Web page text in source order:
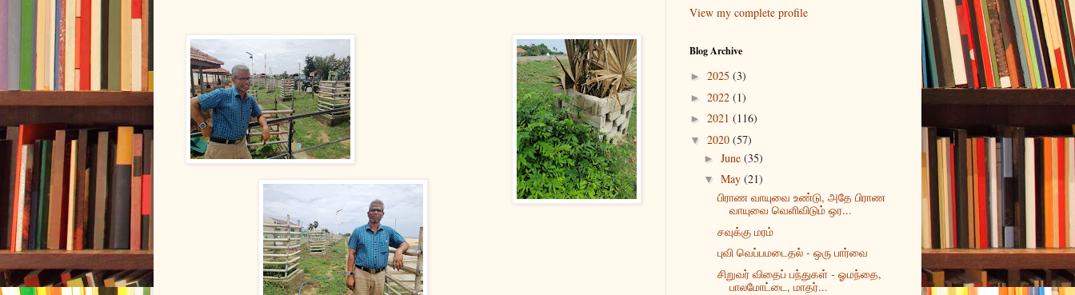
View my complete profile
Blog Archive
► 2025 (3)
► 2022 (1)
► 2021 (116)
▼ 2020 (57)
► June (35)
▼ May (21)
பிராண வாயுவை உண்டு, அதே பிராண
வாயுவை வெளிவிடும் ஒர...
சவுக்கு மரம்
புவி வெப்பமடைதல் - ஒரு பார்வை
சிறுவர் விதைப் பந்துகள் - ஓமந்தை,
பாலமோட்டை, மாதர்...